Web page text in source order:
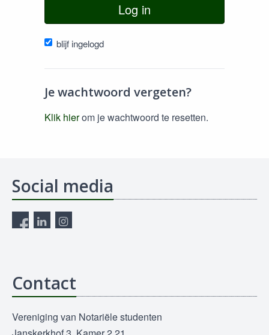
Log in
blijf ingelogd
Je wachtwoord vergeten?
Klik hierom je wachtwoord te resetten.
Social media
Contact
Vereniging van Notariële studenten